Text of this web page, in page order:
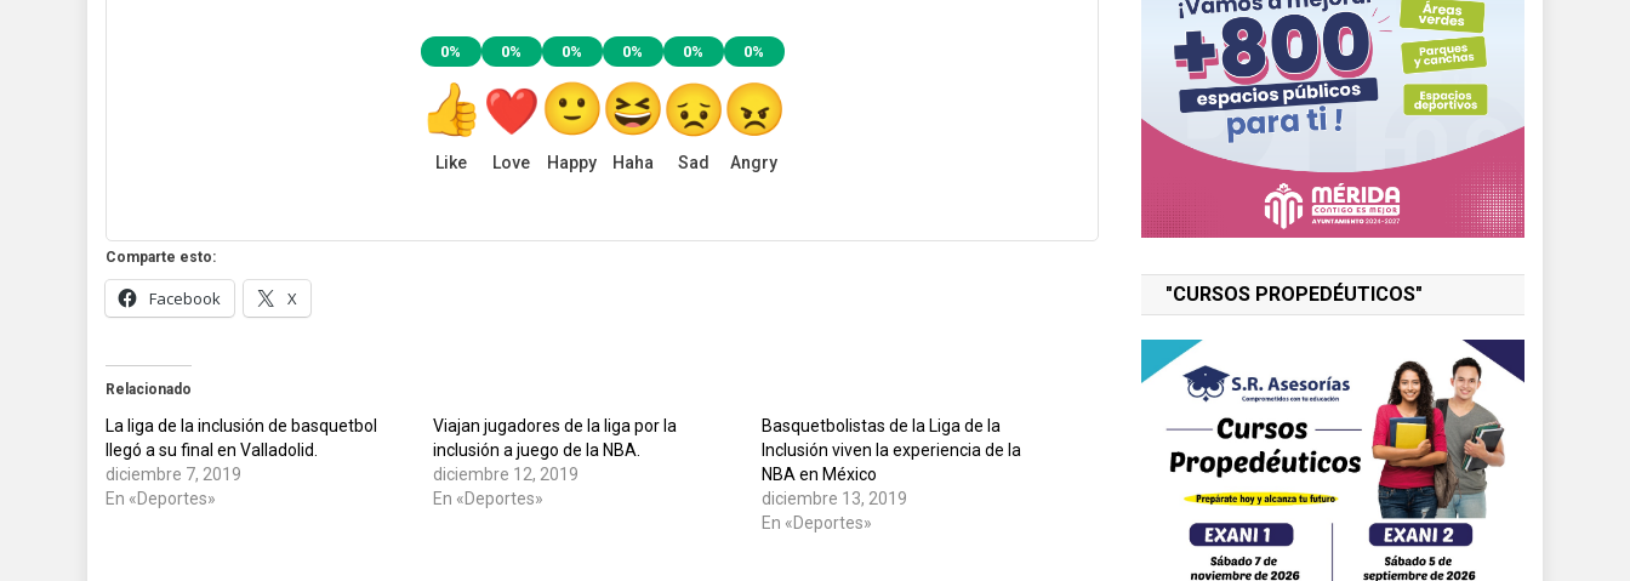
0%
Like
0%
Love
0%
Happy
0%
Haha
0%
Sad
0%
Angry
Comparte esto:
Facebook X
Relacionado
La liga de la inclusión de basquetbol
llegó a su final en Valladolid.
diciembre 7, 2019
En «Deportes»
Viajan jugadores de la liga por la
inclusión a juego de la NBA.
diciembre 12, 2019
En «Deportes»
Basquetbolistas de la Liga de la
Inclusión viven la experiencia de la
NBA en México
diciembre 13, 2019
En «Deportes»
"CURSOS PROPEDÉUTICOS"